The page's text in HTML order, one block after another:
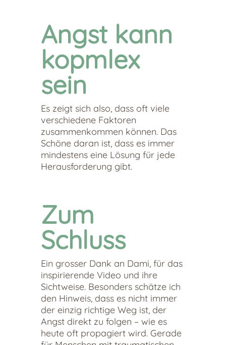
Angst kann
kopmlex
sein
Es zeigt sich also, dass oft viele
verschiedene Faktoren
zusammenkommen können. Das
Schöne daran ist, dass es immer
mindestens eine Lösung für jede
Herausforderung gibt.
Zum
Schluss
Ein grosser Dank an Dami, für das
inspirierende Video und ihre
Sichtweise. Besonders schätze ich
den Hinweis, dass es nicht immer
der einzig richtige Weg ist, der
Angst direkt zu folgen – wie es
heute oft propagiert wird. Gerade